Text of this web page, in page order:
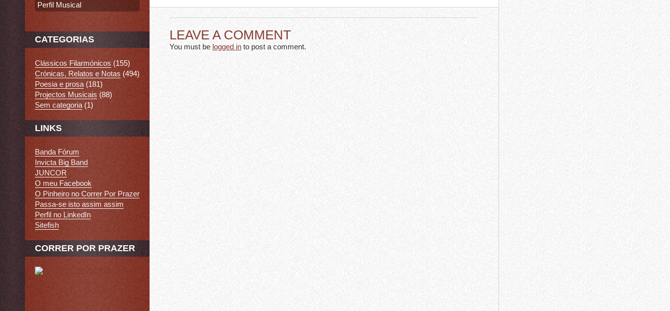
LEAVE A COMMENT
You must be logged in to post a comment.
Perfil Musical
CATEGORIAS
Clássicos Filarmónicos (155)
Crónicas, Relatos e Notas (494)
Poesia e prosa (181)
Projectos Musicais (88)
Sem categoria (1)
LINKS
Banda Fórum
Invicta Big Band
JUNCOR
O meu Facebook
O Pinheiro no Correr Por Prazer
Passa-se isto assim assim
Perfil no LinkedIn
Sitefish
CORRER POR PRAZER